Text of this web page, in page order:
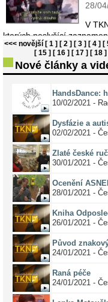
28/
V
kterých neslyšící
v našem pořadu ještě
Tento dluh jsme se pokusili
...
<<< novější [ 1 ] [ 2 ] [ 3 ] [ 4 ] [
[ 15 ] [ 16 ] [ 17 ] [ 18 ]
Nové články a
HandsDance:
10/02/2021 -
Dysfázie a
02/02/2021 -
Zlaté české
30/01/2021 -
Ocenění
28/01/2021 -
Kniha
26/01/2021 -
Původ
24/01/2021 -
Raná péče
24/01/2021 -